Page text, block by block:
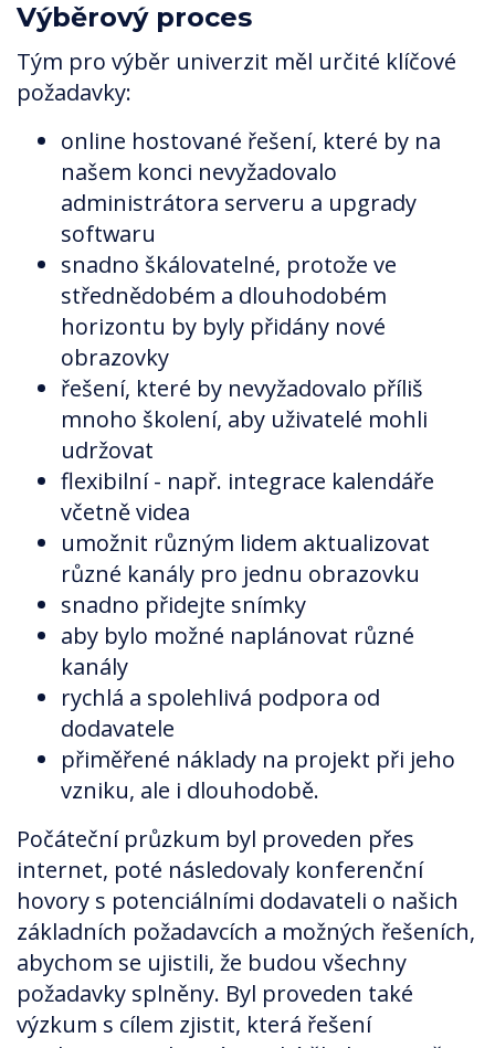
Výběrový proces
Tým pro výběr univerzit měl určité klíčové
požadavky:
online hostované řešení, které by na
našem konci nevyžadovalo
administrátora serveru a upgrady
softwaru
snadno škálovatelné, protože ve
střednědobém a dlouhodobém
horizontu by byly přidány nové
obrazovky
řešení, které by nevyžadovalo příliš
mnoho školení, aby uživatelé mohli
udržovat
flexibilní - např. integrace kalendáře
včetně videa
umožnit různým lidem aktualizovat
různé kanály pro jednu obrazovku
snadno přidejte snímky
aby bylo možné naplánovat různé
kanály
rychlá a spolehlivá podpora od
dodavatele
přiměřené náklady na projekt při jeho
vzniku, ale i dlouhodobě.
Počáteční průzkum byl proveden přes
internet, poté následovaly konferenční
hovory s potenciálními dodavateli o našich
základních požadavcích a možných řešeních,
abychom se ujistili, že budou všechny
požadavky splněny. Byl proveden také
výzkum s cílem zjistit, která řešení